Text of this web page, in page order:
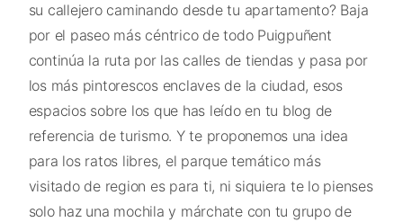
su callejero caminando desde tu apartamento? Baja
por el paseo más céntrico de todo Puigpuñent
continúa la ruta por las calles de tiendas y pasa por
los más pintorescos enclaves de la ciudad, esos
espacios sobre los que has leído en tu blog de
referencia de turismo. Y te proponemos una idea
para los ratos libres, el parque temático más
visitado de region es para ti, ni siquiera te lo pienses
solo haz una mochila y márchate con tu grupo de